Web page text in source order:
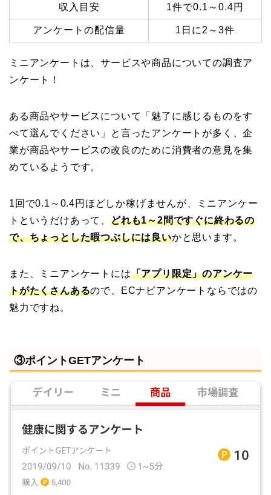
収入目安 1件で0.1～0.4円
アンケートの配信量 1日に2～3件
ミニアンケートは、サービスや商品についての調査ア
ンケート！
ある商品やサービスについて「魅了に感じるものをす
べて選んでください」と言ったアンケートが多く、企
業が商品やサービスの改良のために消費者の意見を集
めているようです。
1回で0.1～0.4円ほどしか稼げませんが、ミニアンケー
トというだけあって、どれも1～2問ですぐに終わるの
で、ちょっとした暇つぶしには良いかと思います。
また、ミニアンケートには「アプリ限定」のアンケー
トがたくさんあるので、ECナビアンケートならではの
魅力ですね。
③ポイントGETアンケート